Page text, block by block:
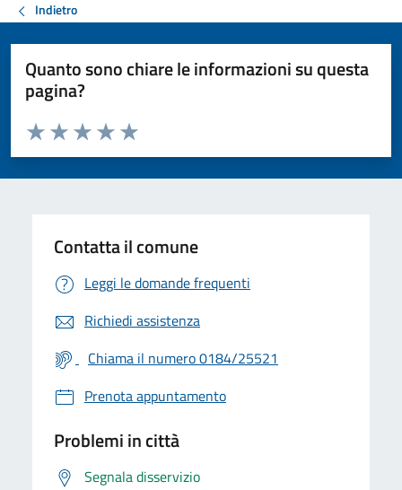
Indietro
Quanto sono chiare le informazioni su questa
pagina?
Valuta da 1 a 5 stelle la pagina
Valuta 5 stelle su 5
Valuta 4 stelle su 5
Valuta 3 stelle su 5
Valuta 2 stelle su 5
Valuta 1 stelle su 5
Contatta il comune
Leggi le domande frequenti
Richiedi assistenza
Chiama il numero 0184/25521
Prenota appuntamento
Problemi in città
Segnala disservizio